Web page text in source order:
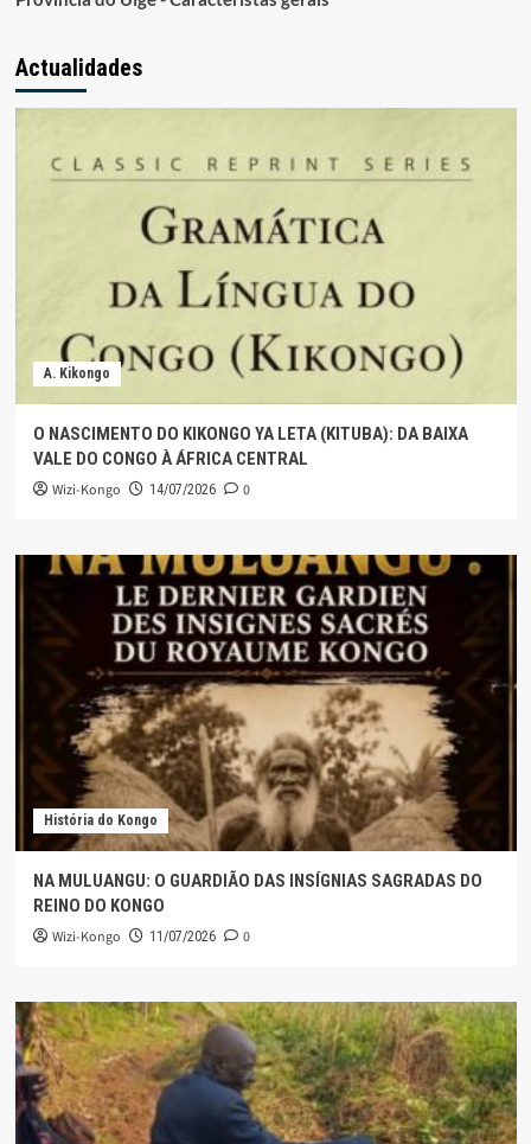
Actualidades
A. Kikongo
O NASCIMENTO DO KIKONGO YA LETA (KITUBA): DA BAIXA
VALE DO CONGO À ÁFRICA CENTRAL
Wizi-Kongo 14/07/2026 0
História do Kongo
NA MULUANGU: O GUARDIÃO DAS INSÍGNIAS SAGRADAS DO
REINO DO KONGO
Wizi-Kongo 11/07/2026 0